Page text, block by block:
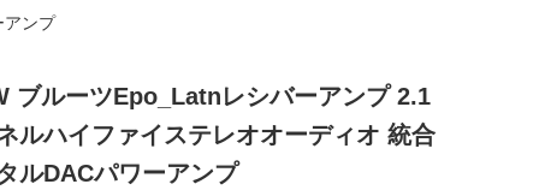
アンプ
ブルーツepo_Latnレシバーアンプ 2.1
ルハイファイステレオオーディオ 統合
ルDACパワーアンプ